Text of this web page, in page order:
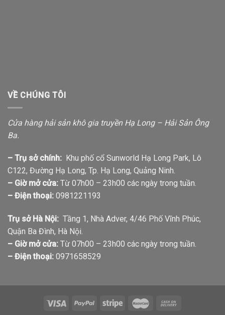
VỀ CHÚNG TÔI
Cửa hàng hải sản khô gia truyền Hạ Long – Hải Sản Ông
Ba.
– Trụ sở chính: Khu phố cổ Sunworld Hạ Long Park, Lô
C122, Đường Hạ Long, Tp. Hạ Long, Quảng Ninh.
– Giờ mở cửa: Từ 07h00 – 23h00 các ngày trong tuần.
– Điện thoại: 0981221193
Trụ sở Hà Nội: Tầng 1, Nhà Adver, 4/46 Phố Vĩnh Phúc,
Quận Ba Đình, Hà Nội.
– Giờ mở cửa: Từ 07h00 – 23h00 các ngày trong tuần.
– Điện thoại: 0971658529